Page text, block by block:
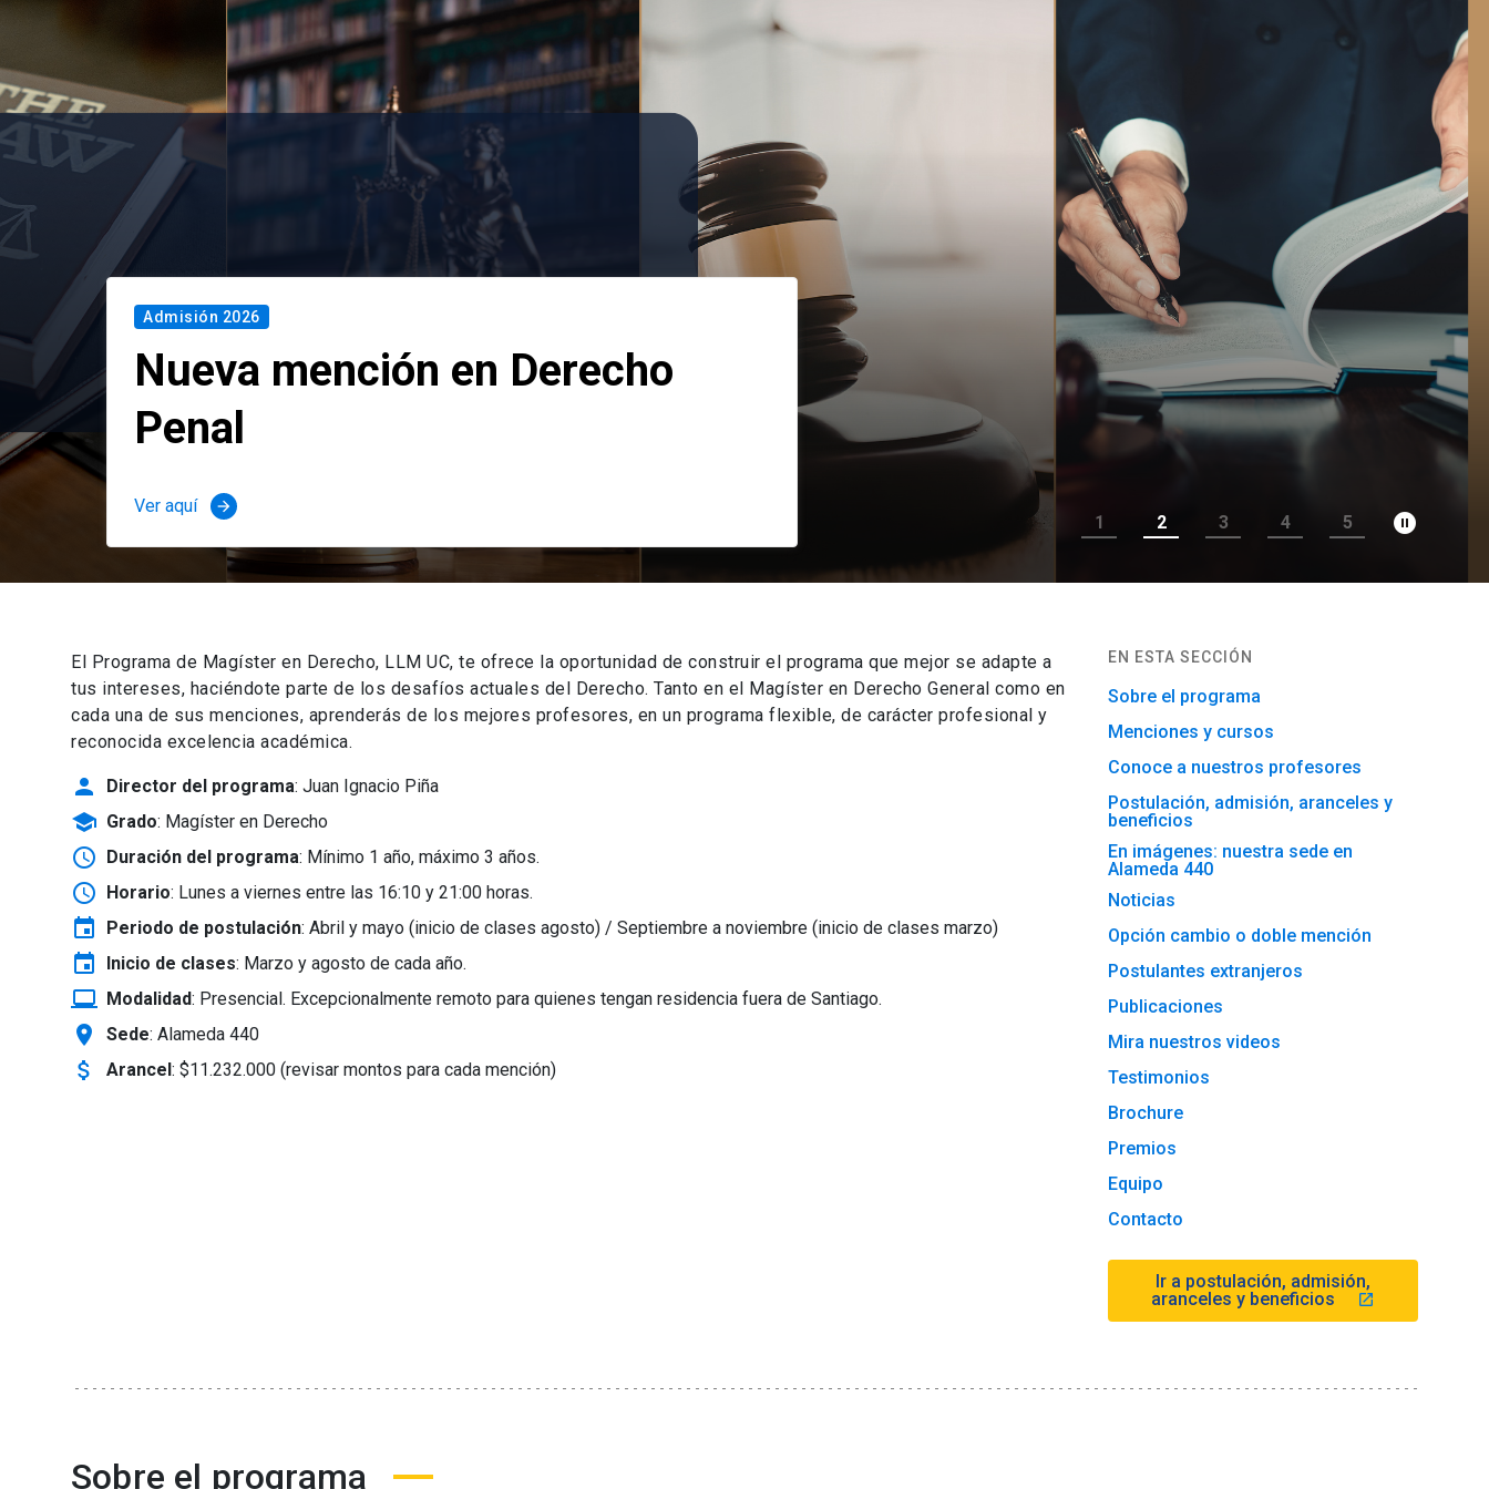
Admisión 2026
Nueva mención en Derecho
Penal
Ver aquí arrow_forward
1 2 3 4 5 pause_circle_filled
El Programa de Magíster en Derecho, LLM UC, te ofrece la oportunidad de construir el programa que mejor se adapte a
tus intereses, haciéndote parte de los desafíos actuales del Derecho. Tanto en el Magíster en Derecho General como en
cada una de sus menciones, aprenderás de los mejores profesores, en un programa flexible, de carácter profesional y
reconocida excelencia académica.
person Director del programa: Juan Ignacio Piña
school Grado: Magíster en Derecho
schedule Duración del programa: Mínimo 1 año, máximo 3 años.
schedule Horario: Lunes a viernes entre las 16:10 y 21:00 horas.
event Periodo de postulación: Abril y mayo (inicio de clases agosto) / Septiembre a noviembre (inicio de clases marzo)
event Inicio de clases: Marzo y agosto de cada año.
laptop_windows Modalidad: Presencial. Excepcionalmente remoto para quienes tengan residencia fuera de Santiago.
location_on Sede: Alameda 440
attach_money Arancel: $11.232.000 (revisar montos para cada mención)
EN ESTA SECCIÓN
Sobre el programa
Menciones y cursos
Conoce a nuestros profesores
Postulación, admisión, aranceles y
beneficios
En imágenes: nuestra sede en
Alameda 440
Noticias
Opción cambio o doble mención
Postulantes extranjeros
Publicaciones
Mira nuestros videos
Testimonios
Brochure
Premios
Equipo
Contacto
Ir a postulación, admisión,
aranceles y beneficios
launch
Sobre el programa